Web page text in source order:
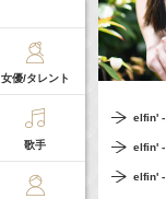
elfin' -
elfin' -
elfin' -
お知らせ
舞台
CM
女優/タレント
歌手